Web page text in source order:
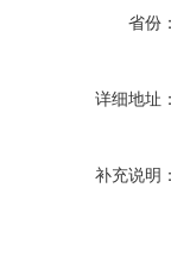
省份
详细地址
补充说明